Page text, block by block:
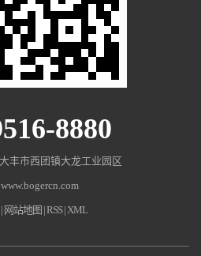
8880
丰市西团镇大龙工业园区
| 网站地图 |RSS|XML